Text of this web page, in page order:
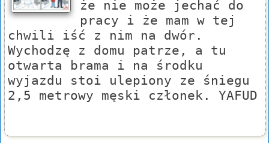
że nie może jechać do
pracy i że mam w tej
chwili iść z nim na dwór.
Wychodzę z domu patrze, a tu
otwarta brama i na środku
wyjazdu stoi ulepiony ze śniegu
2,5 metrowy męski członek. YAFUD